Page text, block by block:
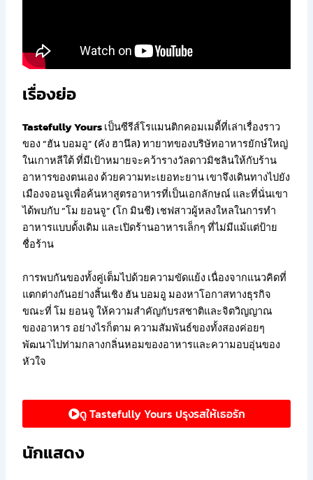
เรื่องย่อ
Tastefully Yoursเป็นซีรีส์โรแมนติกคอมเมดี้ที่เล่าเรื่องราว
ของ “ฮัน บอมอู” (คัง ฮานึล) ทายาทของบริษัทอาหารยักษ์ใหญ่
ในเกาหลีใต้ ที่มีเป้าหมายจะคว้ารางวัลดาวมิชลินให้กับร้าน
อาหารของตนเอง ด้วยความทะเยอทะยาน เขาจึงเดินทางไปยัง
เมืองจอนจูเพื่อค้นหาสูตรอาหารที่เป็นเอกลักษณ์ และที่นั่นเขา
ได้พบกับ “โม ยอนจู” (โก มินชี) เชฟสาวผู้หลงใหลในการทำ
อาหารแบบดั้งเดิม และเปิดร้านอาหารเล็กๆ ที่ไม่มีแม้แต่ป้าย
ชื่อร้าน
การพบกันของทั้งคู่เต็มไปด้วยความขัดแย้ง เนื่องจากแนวคิดที่
แตกต่างกันอย่างสิ้นเชิง ฮัน บอมอู มองหาโอกาสทางธุรกิจ
ขณะที่ โม ยอนจู ให้ความสำคัญกับรสชาติและจิตวิญญาณ
ของอาหาร อย่างไรก็ตาม ความสัมพันธ์ของทั้งสองค่อยๆ
พัฒนาไปท่ามกลางกลิ่นหอมของอาหารและความอบอุ่นของ
หัวใจ
ดู Tastefully Yours ปรุงรสให้เธอรัก
นักแสดง